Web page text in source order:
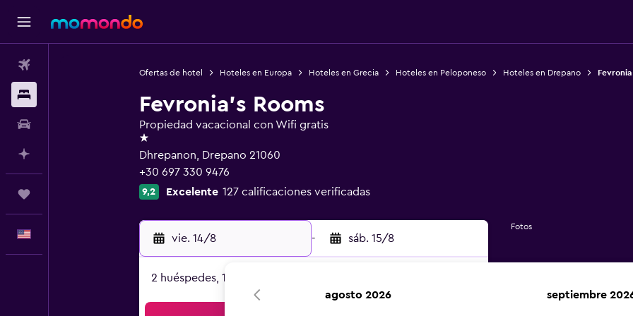
Ofertas de hotel Hoteles en Europa Hoteles en Grecia Hoteles en Peloponeso Hoteles en Drepano
Fevronia's Rooms
Propiedad vacacional con Wifi gratis
1 estrella
Dhrepanon, Drepano 21060
+30 697 330 9476
9,2 Excelente 127 calificaciones verificadas
vie. 14/8 - sáb. 15/8
2 huéspedes, 1 habitación
Fotos
agosto 2026 septiembre